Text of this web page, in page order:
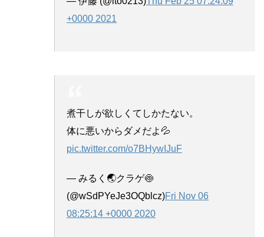
+0000 2021
煮干しが欲しくてしかたない。
体に悪いからダメだよ💦
pic.twitter.com/o7BHywIJuF
— みるく🌏クラゲ🍥
(@wSdPYeJe3OQblcz)Fri Nov 06
08:25:14 +0000 2020